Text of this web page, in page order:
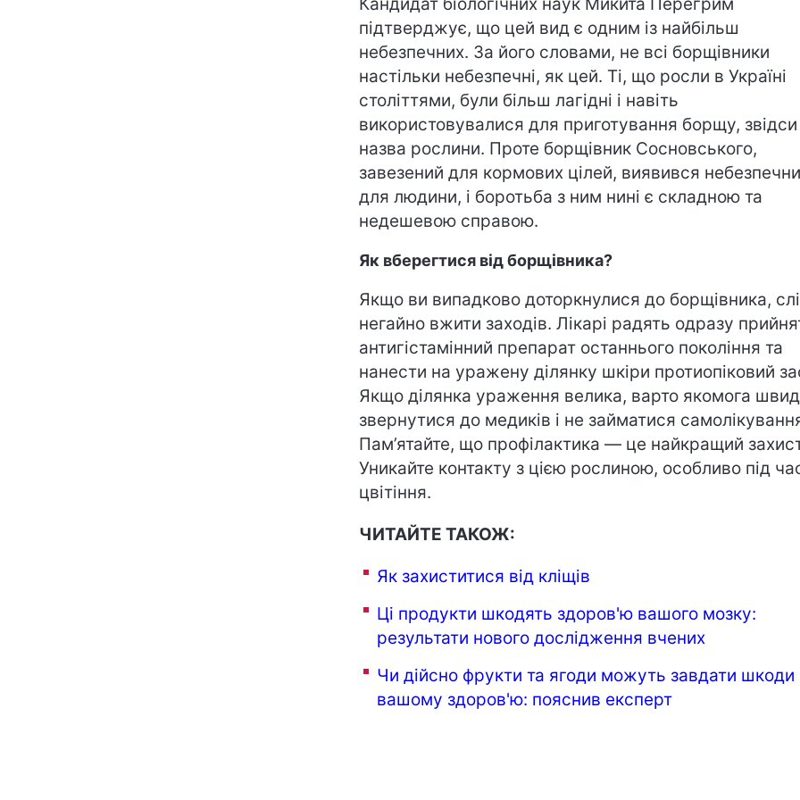
підтверджує, що цей вид є одним із найбільш
небезпечних. За його словами, не всі борщівники
настільки небезпечні, як цей. Ті, що росли в Україні
століттями, були більш лагідні і навіть
використовувалися для приготування борщу, звідси
назва рослини. Проте борщівник Сосновського,
завезений для кормових цілей, виявився
для людини, і боротьба з ним нині є складною та
недешевою справою.
Як вберегтися від борщівника?
Якщо ви випадково доторкнулися до борщівника,
негайно вжити заходів. Лікарі радять одразу
антигістамінний препарат останнього покоління та
нанести на уражену ділянку шкіри протиопіковий
Якщо ділянка ураження велика, варто якомога
звернутися до медиків і не займатися
Пам’ятайте, що профілактика — це найкращий
Уникайте контакту з цією рослиною, особливо під час
цвітіння.
ЧИТАЙТЕ ТАКОЖ:
Як захиститися від кліщів
Ці продукти шкодять здоров'ю вашого мозку:
результати нового дослідження вчених
Чи дійсно фрукти та ягоди можуть завдати шкоди
вашому здоров'ю: пояснив експерт